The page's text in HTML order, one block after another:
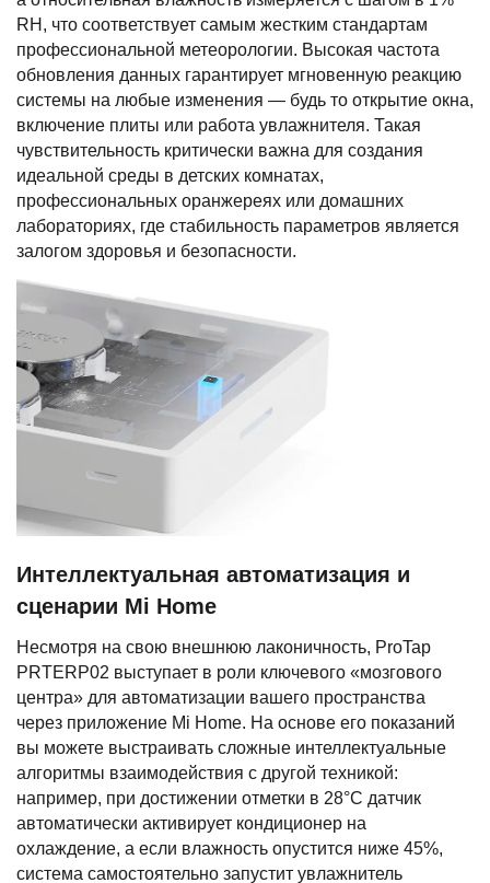
RH, что соответствует самым жестким стандартам
профессиональной метеорологии. Высокая частота
обновления данных гарантирует мгновенную реакцию
системы на любые изменения — будь то открытие окна,
включение плиты или работа увлажнителя. Такая
чувствительность критически важна для создания
идеальной среды в детских комнатах,
профессиональных оранжереях или домашних
лабораториях, где стабильность параметров является
залогом здоровья и безопасности.
Интеллектуальная автоматизация и
сценарии Mi Home
Несмотря на свою внешнюю лаконичность, ProTap
PRTERP02 выступает в роли ключевого «мозгового
центра» для автоматизации вашего пространства
через приложение Mi Home. На основе его показаний
вы можете выстраивать сложные интеллектуальные
алгоритмы взаимодействия с другой техникой:
например, при достижении отметки в 28°C датчик
автоматически активирует кондиционер на
охлаждение, а если влажность опустится ниже 45%,
система самостоятельно запустит увлажнитель